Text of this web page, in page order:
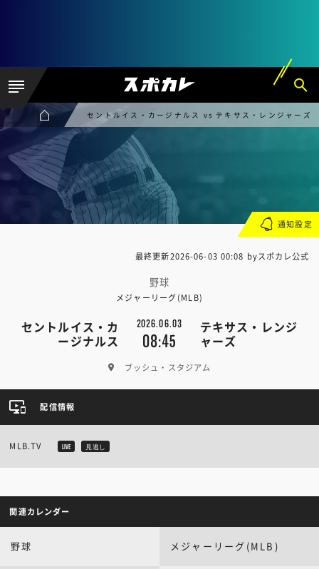
セントルイス・カージナルス vs テキサス・レンジャーズ
最終更新2026-06-03 00:08 byスポカレ公式
野球
メジャーリーグ(MLB)
セントルイス・カ
ージナルス
2026.06.03
08:45
テキサス・レンジ
ャーズ
ブッシュ・スタジアム
通知設定
配信情報
MLB.TV LIVE 見逃し
関連カレンダー
野球 メジャーリーグ(MLB)